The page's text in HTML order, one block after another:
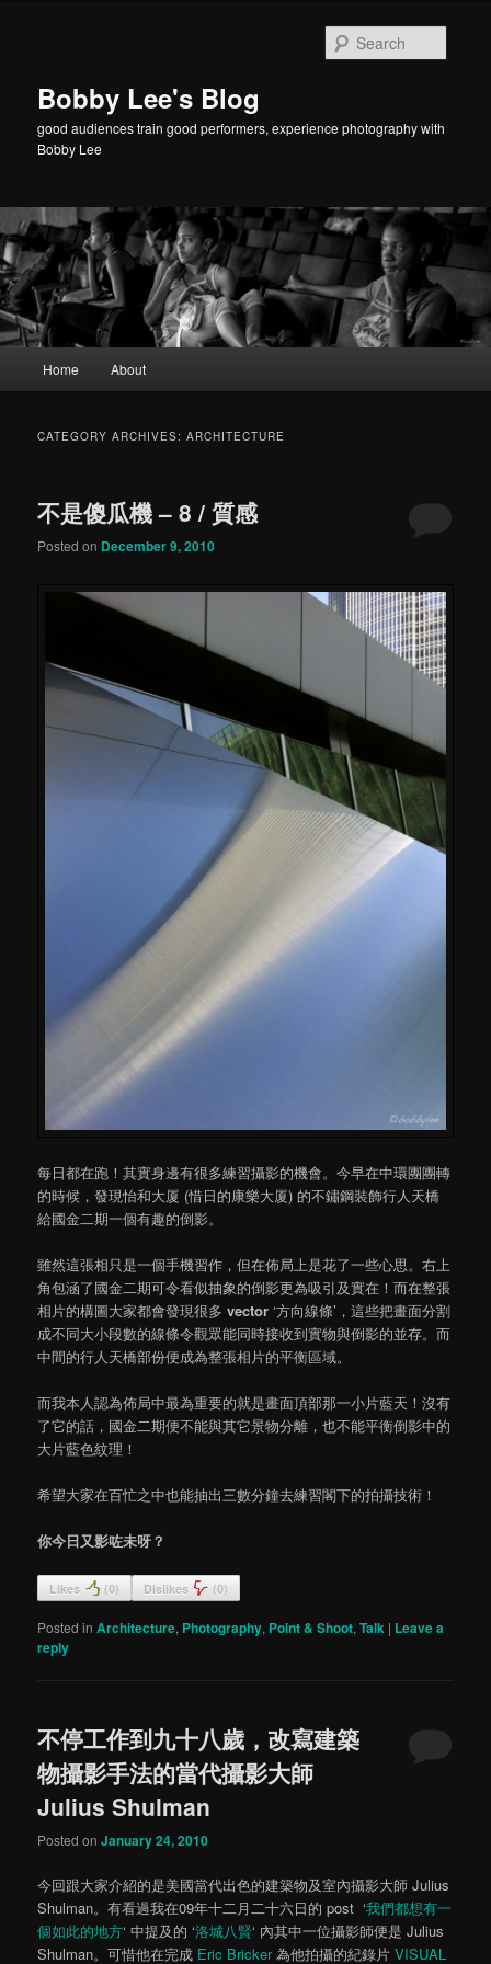
Bobby Lee's Blog
good audiences train good performers, experience photography with
Bobby Lee
Skip
content
Skip
content
Home About
CATEGORY ARCHIVES:ARCHITECTURE
不是傻瓜機 – 8 / 質感
Posted on December 9, 2010
每日都在跑！其實身邊有很多練習攝影的機會。今早在中環團團轉
的時候，發現怡和大厦 (惜日的康樂大厦) 的不鏽鋼裝飾行人天橋
給國金二期一個有趣的倒影。
雖然這張相只是一個手機習作，但在佈局上是花了一些心思。右上
角包涵了國金二期可令看似抽象的倒影更為吸引及實在！而在整張
相片的構圖大家都會發現很多vector ‘方向線條’，這些把畫面分割
成不同大小段數的線條令觀眾能同時接收到實物與倒影的並存。而
中間的行人天橋部份便成為整張相片的平衡區域。
而我本人認為佈局中最為重要的就是畫面頂部那一小片藍天！沒有
了它的話，國金二期便不能與其它景物分離，也不能平衡倒影中的
大片藍色紋理！
希望大家在百忙之中也能抽出三數分鐘去練習閣下的拍攝技術！
你今日又影咗未呀？
Likes (0) Dislikes (0)
Posted in Architecture, Photography, Point & Shoot,Talk | Leave a
reply
不停工作到九十八歲，改寫建築
物攝影手法的當代攝影大師
Julius Shulman
Posted onJanuary 24, 2010
今回跟大家介紹的是美國當代出色的建築物及室內攝影大師 Julius
Shulman。有看過我在09年十二月二十六日的 post ‘我們都想有一
個如此的地方‘ 中提及的 ‘洛城八賢‘ 內其中一位攝影師便是 Julius
Shulman。可惜他在完成 Eric Bricker為他拍攝的紀錄片VISUAL